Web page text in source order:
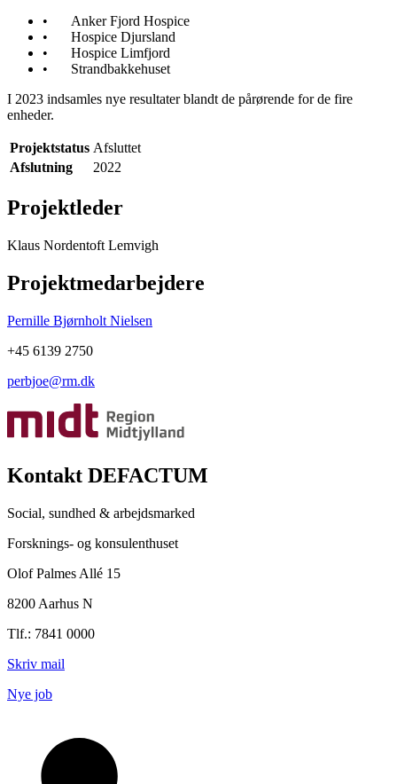
•
Anker Fjord Hospice
•
Hospice Djursland
•
Hospice Limfjord
•
Strandbakkehuset
I 2023 indsamles nye resultater blandt de pårørende for de fire
enheder.
Projektstatus Afsluttet
Afslutning
2022
Projektleder
Klaus Nordentoft Lemvigh
Projektmedarbejdere
Pernille Bjørnholt Nielsen
+45 6139 2750
perbjoe@rm.dk
Kontakt DEFACTUM
Social, sundhed & arbejdsmarked
Forsknings- og konsulenthuset
Olof Palmes Allé 15
8200 Aarhus N
Tlf.: 7841 0000
Skriv mail
Nye job